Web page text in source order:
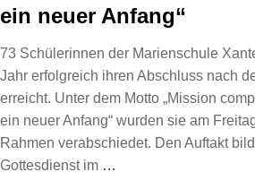
ein neuer Anfang“
73 Schülerinnen der Marienschule
Jahr erfolgreich ihren Abschluss nach
erreicht. Unter dem Motto „Mission
ein neuer Anfang“ wurden sie am
Rahmen verabschiedet. Den Auftakt
Gottesdienst im …